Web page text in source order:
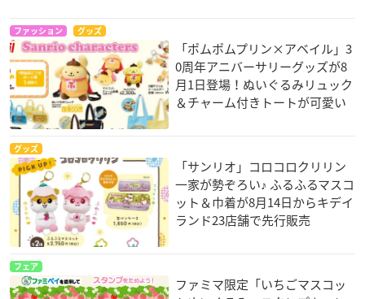
ファッション グッズ
「ポムポムプリン×アベイル」3
0周年アニバーサリーグッズが8
月1日登場！ぬいぐるみリュック
＆チャーム付きトートが可愛い
グッズ
「サンリオ」コロコロクリリン
一家が勢ぞろい♪ ふるふるマスコ
ット＆巾着が8月14日からキデイ
ランド23店舗で先行販売
フェア
ファミマ限定「いちごマスコッ